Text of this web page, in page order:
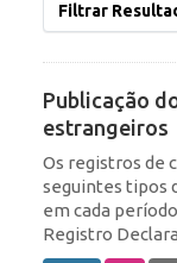
Filtrar
Publicação
estrangeiros
Os registros de
seguintes tipos
em cada
Registro